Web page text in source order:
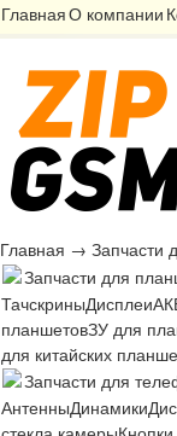
ГлавнаяО компании
Главная → Запчасти
Запчасти для
ТачскриныДисплеи
планшетовЗУ для
для китайских
Запчасти для
АнтенныДинамики